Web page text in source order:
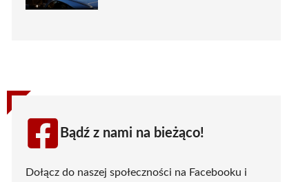
Bądź z nami na bieżąco!
Dołącz do naszej społeczności na Facebooku i